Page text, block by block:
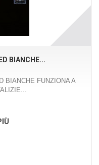
BIANCHE...
BIANCHE FUNZIONA A